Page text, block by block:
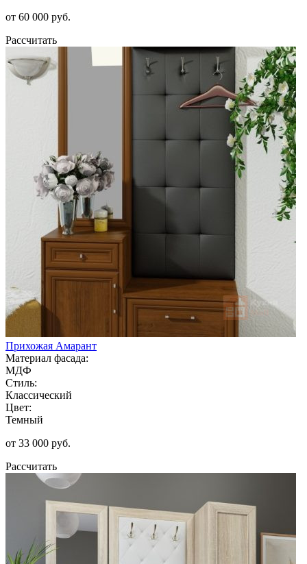
от 60 000 руб.
Рассчитать
Прихожая Амарант
Материал фасада:
МДФ
Стиль:
Классический
Цвет:
Темный
от 33 000 руб.
Рассчитать